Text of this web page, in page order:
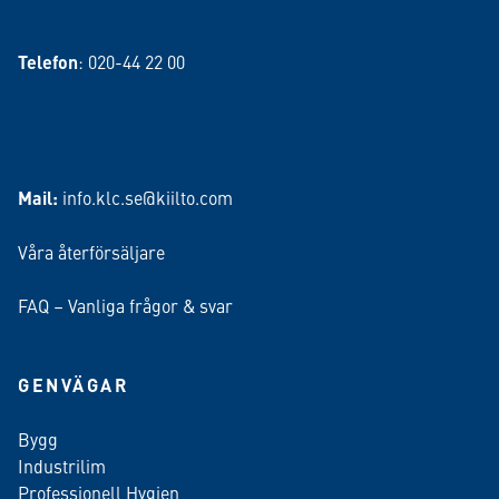
Telefon: 020-44 22 00
Mail: info.klc.se@kiilto.com
Våra återförsäljare
FAQ – Vanliga frågor & svar
GENVÄGAR
Bygg
Industrilim
Professionell Hygien